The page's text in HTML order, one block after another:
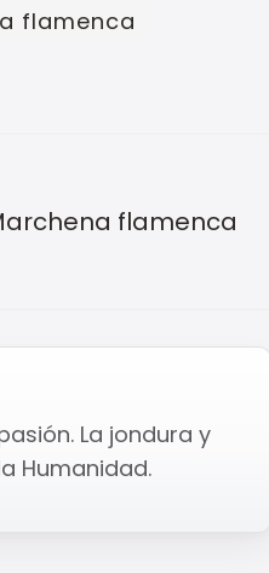
flamenca
flamenca
La jondura y
Humanidad.